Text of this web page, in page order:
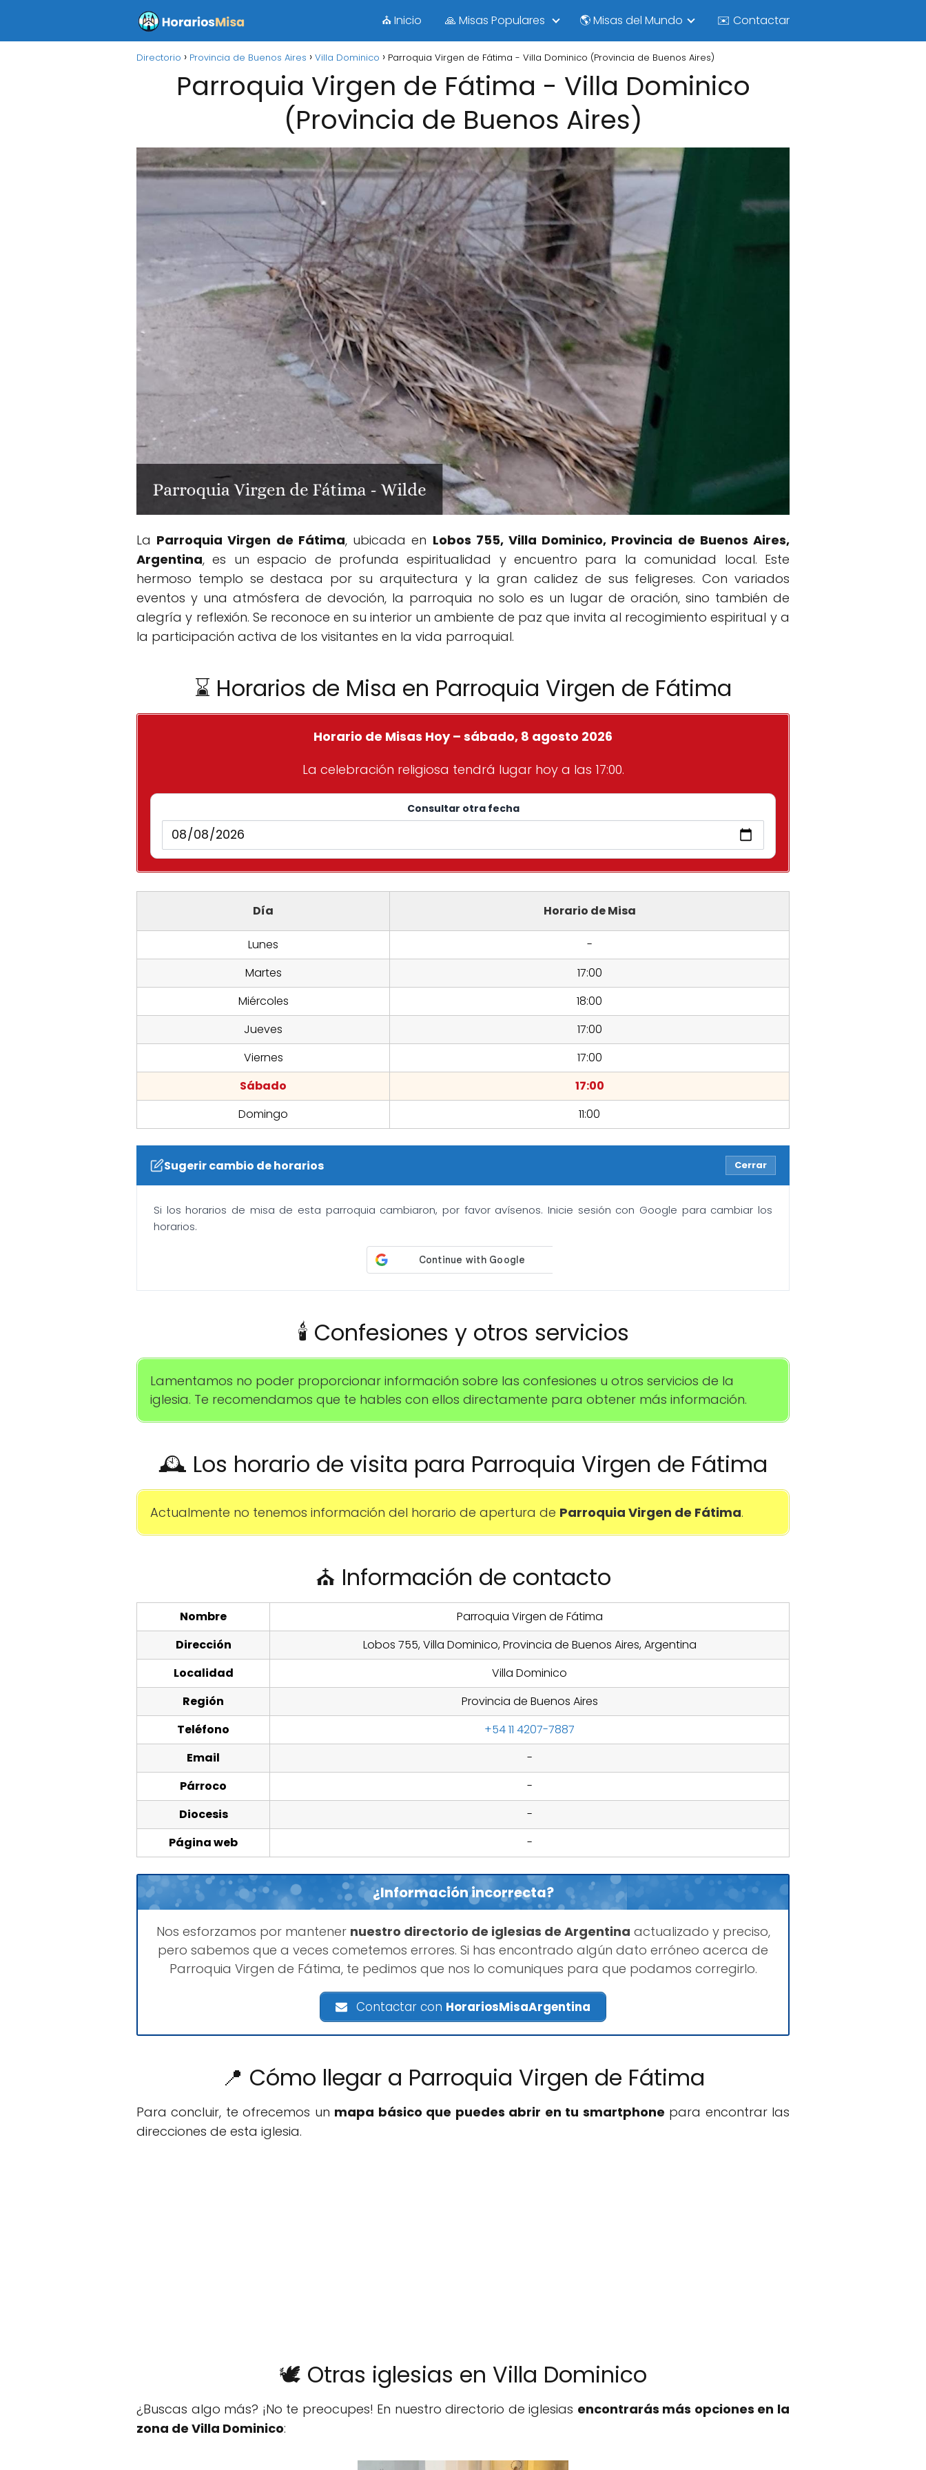
⛪ Inicio 🙏 Misas Populares 🌎 Misas del Mundo ✉️ Contactar
Directorio Provincia de Buenos Aires Villa Dominico Parroquia Virgen de Fátima - Villa Dominico (Provincia de Buenos Aires)
Parroquia Virgen de Fátima - Villa Dominico
(Provincia de Buenos Aires)
La Parroquia Virgen de Fátima, ubicada en Lobos 755, Villa Dominico, Provincia de Buenos Aires,
Argentina, es un espacio de profunda espiritualidad y encuentro para la comunidad local. Este
hermoso templo se destaca por su arquitectura y la gran calidez de sus feligreses. Con variados
eventos y una atmósfera de devoción, la parroquia no solo es un lugar de oración, sino también de
alegría y reflexión. Se reconoce en su interior un ambiente de paz que invita al recogimiento espiritual y a
la participación activa de los visitantes en la vida parroquial.
⌛ Horarios de Misa en Parroquia Virgen de Fátima
Horario de Misas Hoy – sábado, 8 agosto 2026
La celebración religiosa tendrá lugar hoy a las 17:00.
Consultar otra fecha
Día Horario de Misa
Lunes
-
Martes
17:00
Miércoles
18:00
Jueves
17:00
Viernes
17:00
Sábado
17:00
Domingo
11:00
Sugerir cambio de horarios Cerrar
Si los horarios de misa de esta parroquia cambiaron, por favor avísenos. Inicie sesión con Google para cambiar los
horarios.
🕯️ Confesiones y otros servicios
Lamentamos no poder proporcionar información sobre las confesiones u otros servicios de la
iglesia. Te recomendamos que te hables con ellos directamente para obtener más información.
🕰️ Los horario de visita para Parroquia Virgen de Fátima
Actualmente no tenemos información del horario de apertura de Parroquia Virgen de Fátima.
⛪ Información de contacto
Nombre
Parroquia Virgen de Fátima
Dirección
Lobos 755, Villa Dominico, Provincia de Buenos Aires, Argentina
Localidad
Villa Dominico
Región
Provincia de Buenos Aires
Teléfono
+54 11 4207-7887
Email
-
Párroco
-
Diocesis
-
Página web
-
¿Información incorrecta?
Nos esforzamos por mantener nuestro directorio de iglesias de Argentina actualizado y preciso,
pero sabemos que a veces cometemos errores. Si has encontrado algún dato erróneo acerca de
Parroquia Virgen de Fátima, te pedimos que nos lo comuniques para que podamos corregirlo.
Contactar con HorariosMisaArgentina
📍 Cómo llegar a Parroquia Virgen de Fátima
Para concluir, te ofrecemos un mapa básico que puedes abrir en tu smartphone para encontrar las
direcciones de esta iglesia.
🕊️ Otras iglesias en Villa Dominico
¿Buscas algo más? ¡No te preocupes! En nuestro directorio de iglesias encontrarás más opciones en la
zona de Villa Dominico: